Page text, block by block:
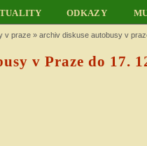
ODKAZY
v praze » archiv diskuse autobusy v
v Praze do 17.